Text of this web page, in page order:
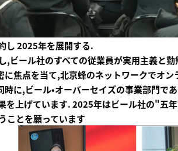
し 2025年を展開する.
,ビール社のすべての従業員が実用主義と
に焦点を当て,北京蜂のネットワークでオ
に,ビール・オーバーセイズの事業部門で
を上げています. 2025年はビール社の"五
ことを願っています